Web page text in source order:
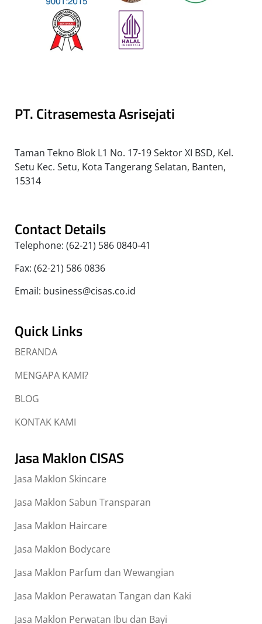
PT. Citrasemesta Asrisejati
Taman Tekno Blok L1 No. 17-19 Sektor XI BSD, Kel.
Setu Kec. Setu, Kota Tangerang Selatan, Banten,
15314
Contact Details
Telephone: (62-21) 586 0840-41
Fax: (62-21) 586 0836
Email: business@cisas.co.id
Quick Links
BERANDA
MENGAPA KAMI?
BLOG
KONTAK KAMI
Jasa Maklon CISAS
Jasa Maklon Skincare
Jasa Maklon Sabun Transparan
Jasa Maklon Haircare
Jasa Maklon Bodycare
Jasa Maklon Parfum dan Wewangian
Jasa Maklon Perawatan Tangan dan Kaki
Jasa Maklon Perwatan Ibu dan Bayi